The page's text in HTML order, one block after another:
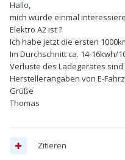
Hallo,
mich würde einmal
Elektro A2 ist ?
Ich habe jetzt die ersten
Im Durchschnitt ca. 14-16kwh/
Verluste des Ladegerätes
Herstellerangaben von E-
Grüße
Thomas
Zitieren